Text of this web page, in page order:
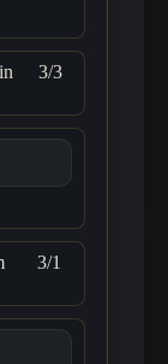
3/3
3/1